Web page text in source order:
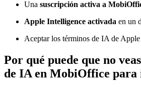
Una suscripción activa a
Apple Intelligence activada en un
Aceptar los términos de IA de
Por qué puede que no
de IA en MobiOffice para